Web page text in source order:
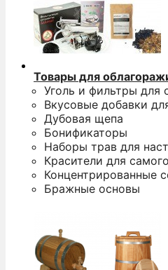
Товары для
Уголь и фильтры для
Вкусовые добавки
Дубовая щепа
Бонификаторы
Наборы трав для
Красители для
Концентрированные
Бражные основы